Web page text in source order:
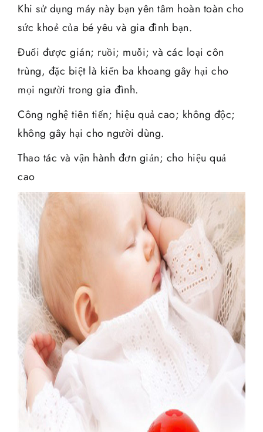
Khi sử dụng máy này bạn yên tâm hoàn toàn cho
sức khoẻ của bé yêu và gia đình bạn.
Đuổi được gián; ruồi; muỗi; và các loại côn
trùng, đặc biệt là kiến ba khoang gây hại cho
mọi người trong gia đình.
Công nghệ tiên tiến; hiệu quả cao; không độc;
không gây hại cho người dùng.
Thao tác và vận hành đơn giản; cho hiệu quả
cao